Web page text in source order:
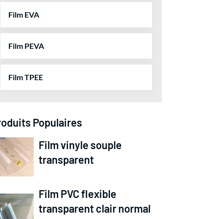
Film EVA
Film PEVA
Film TPEE
Populaires
Film vinyle souple
transparent
Film PVC flexible
transparent clair normal